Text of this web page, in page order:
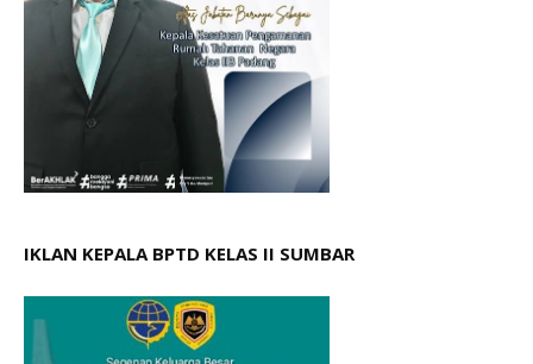
IKLAN KEPALA BPTD KELAS II SUMBAR